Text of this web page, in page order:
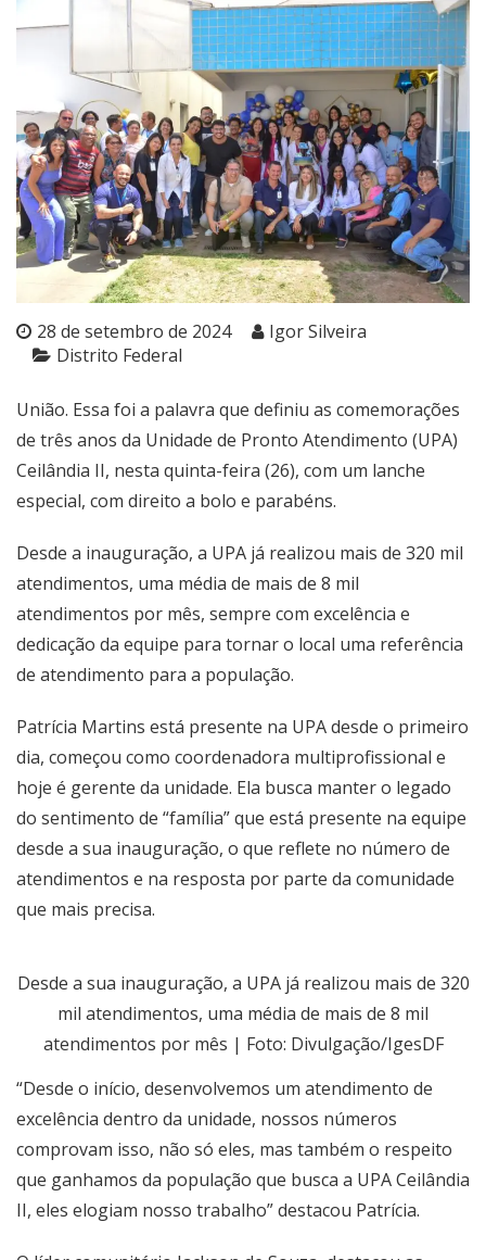
28 de setembro de 2024
Igor Silveira
Distrito Federal
União. Essa foi a palavra que definiu as comemorações
de três anos da Unidade de Pronto Atendimento (UPA)
Ceilândia II, nesta quinta-feira (26), com um lanche
especial, com direito a bolo e parabéns.
Desde a inauguração, a UPA já realizou mais de 320 mil
atendimentos, uma média de mais de 8 mil
atendimentos por mês, sempre com excelência e
dedicação da equipe para tornar o local uma referência
de atendimento para a população.
Patrícia Martins está presente na UPA desde o primeiro
dia, começou como coordenadora multiprofissional e
hoje é gerente da unidade. Ela busca manter o legado
do sentimento de “família” que está presente na equipe
desde a sua inauguração, o que reflete no número de
atendimentos e na resposta por parte da comunidade
que mais precisa.
Desde a sua inauguração, a UPA já realizou mais de 320
mil atendimentos, uma média de mais de 8 mil
atendimentos por mês | Foto: Divulgação/IgesDF
“Desde o início, desenvolvemos um atendimento de
excelência dentro da unidade, nossos números
comprovam isso, não só eles, mas também o respeito
que ganhamos da população que busca a UPA Ceilândia
II, eles elogiam nosso trabalho” destacou Patrícia.